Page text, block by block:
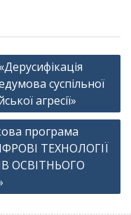
суспільної
агресії»
програма
ТЕХНОЛОГІЇ
ОСВІТНЬОГО